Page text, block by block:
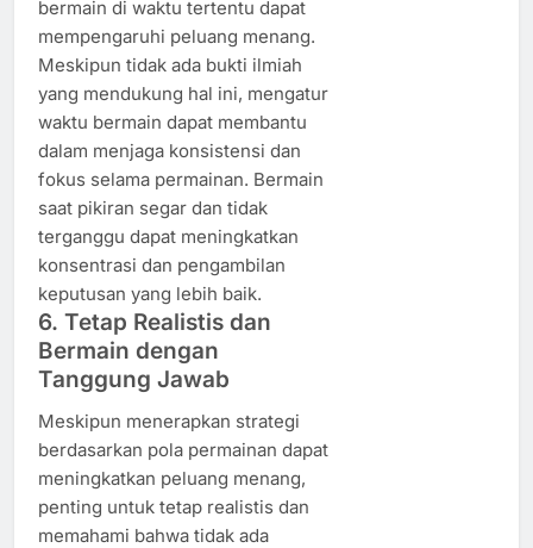
bermain di waktu tertentu dapat
mempengaruhi peluang menang.
Meskipun tidak ada bukti ilmiah
yang mendukung hal ini, mengatur
waktu bermain dapat membantu
dalam menjaga konsistensi dan
fokus selama permainan. Bermain
saat pikiran segar dan tidak
terganggu dapat meningkatkan
konsentrasi dan pengambilan
keputusan yang lebih baik.
6. Tetap Realistis dan
Bermain dengan
Tanggung Jawab
Meskipun menerapkan strategi
berdasarkan pola permainan dapat
meningkatkan peluang menang,
penting untuk tetap realistis dan
memahami bahwa tidak ada